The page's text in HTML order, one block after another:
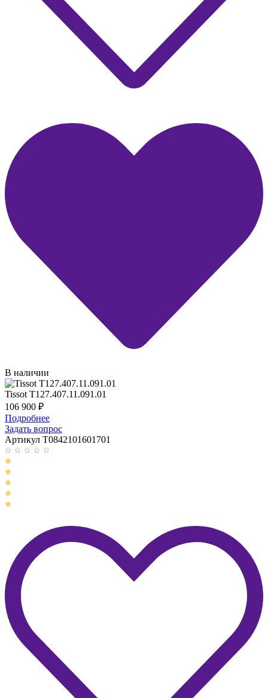
В наличии
Tissot T127.407.11.091.01
106 900 ₽
Подробнее
Задать вопрос
Артикул T0842101601701